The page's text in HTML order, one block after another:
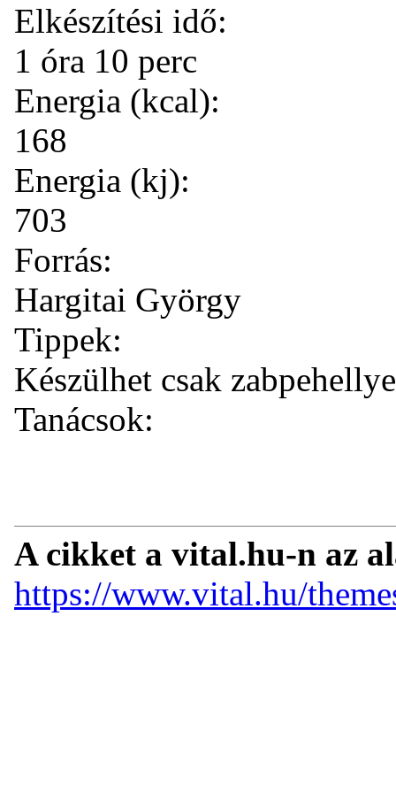
Elkészítési idő:
1 óra 10 perc
Energia (kcal):
168
Energia (kj):
703
Forrás:
Hargitai György
Tippek:
Készülhet csak
Tanácsok:
A cikket a vital.hu-n az
https://www.vital.hu/